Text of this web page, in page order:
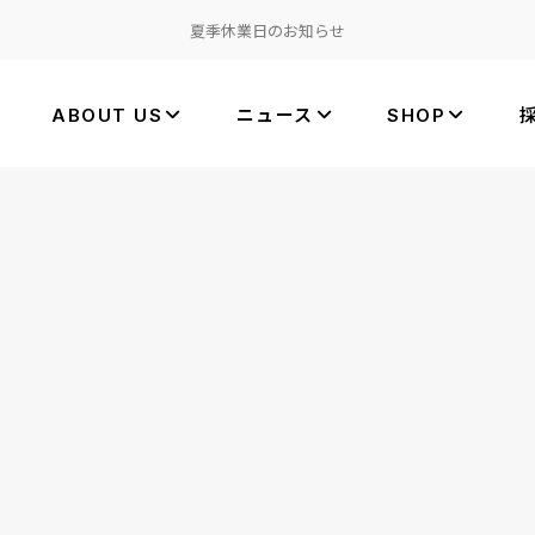
夏季休業日のお知らせ
ABOUT US ニュース SHOP